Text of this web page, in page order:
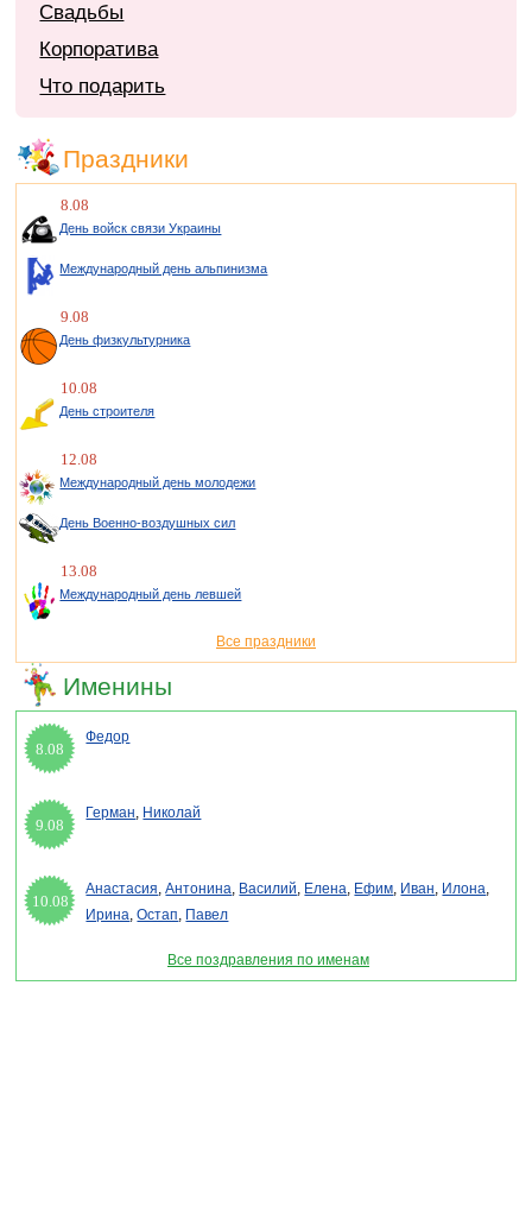
Свадьбы
Корпоратива
Что подарить
Праздники
8.08
День войск связи Украины
Международный день альпинизма
9.08
День физкультурника
10.08
День строителя
12.08
Международный день молодежи
День Военно-воздушных сил
13.08
Международный день левшей
Все праздники
Именины
8.08
Федор
9.08
Герман, Николай
10.08
Анастасия,Антонина, Василий, Елена, Ефим, Иван, Илона,
Ирина,Остап, Павел
Все поздравления по именам